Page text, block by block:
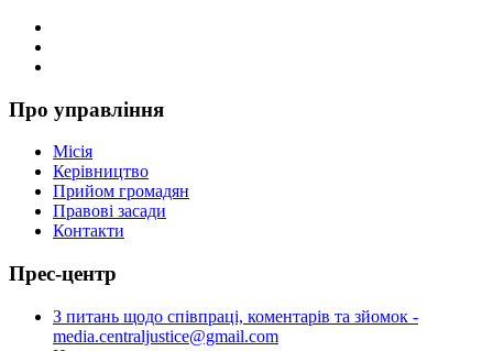
Про управління
Місія
Керівництво
Прийом громадян
Правові засади
Контакти
Прес-центр
З питань щодо співпраці, коментарів та зйомок -
media.centraljustice@gmail.com